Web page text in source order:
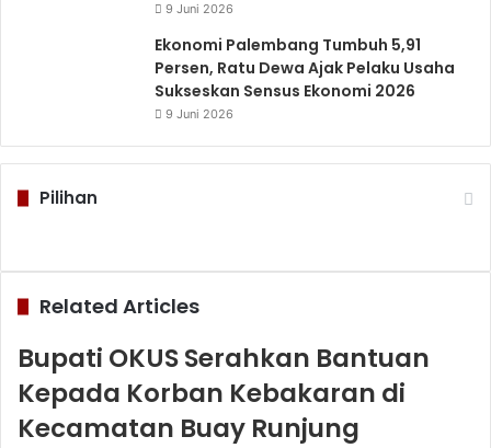
9 Juni 2026
Ekonomi Palembang Tumbuh 5,91
Persen, Ratu Dewa Ajak Pelaku Usaha
Sukseskan Sensus Ekonomi 2026
9 Juni 2026
Pilihan
Related Articles
Bupati OKUS Serahkan Bantuan
Kepada Korban Kebakaran di
Kecamatan Buay Runjung